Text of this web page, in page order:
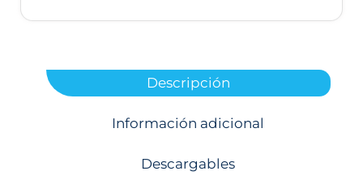
Descripción
Información adicional
Descargables